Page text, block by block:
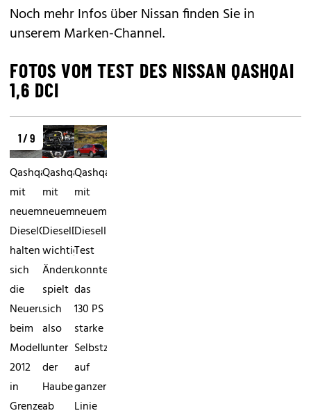
Noch mehr Infos über Nissan finden Sie in
unserem Marken-Channel.
FOTOS VOM TEST DES NISSAN QASHQAI
1,6 DCI
1 / 9
Qashqai
mit
neuem
DieselOptisch
halten
sich
die
Neuerungen
beim
Modelljahr
2012
in
Grenzen.
Qashqai
mit
neuem
DieselDie
wichtigste
Änderung
spielt
sich
also
unter
der
Haube
ab
Qashqai
mit
neuem
DieselIm
Test
konnte
das
130 PS
starke
Selbstzünder
auf
ganzer
Linie